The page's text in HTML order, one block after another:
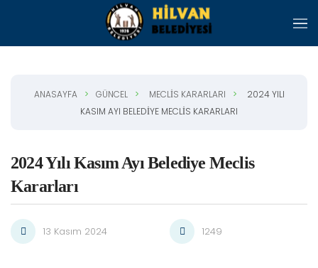
Skip to main content
ANASAYFA GÜNCEL MECLIS KARARLARI
2024 YILI
KASIM AYI BELEDIYE MECLIS KARARLARI
2024 Yılı Kasım Ayı Belediye Meclis
Kararları
13 Kasım 2024 1249